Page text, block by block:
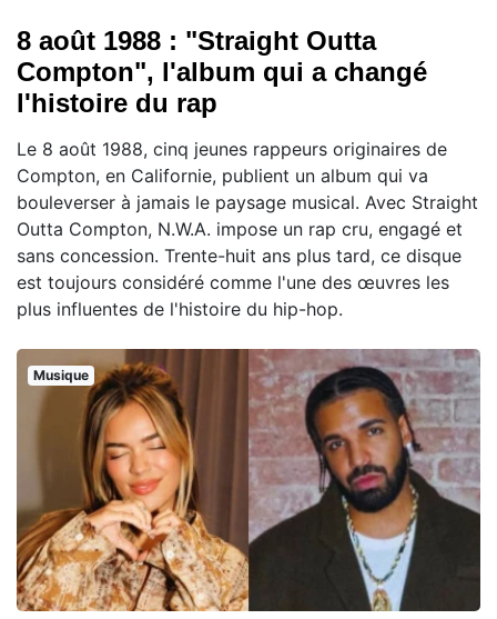
8 août 1988 : "Straight Outta
Compton", l'album qui a changé
l'histoire du rap
Le 8 août 1988, cinq jeunes rappeurs originaires de
Compton, en Californie, publient un album qui va
bouleverser à jamais le paysage musical. Avec Straight
Outta Compton, N.W.A. impose un rap cru, engagé et
sans concession. Trente-huit ans plus tard, ce disque
est toujours considéré comme l'une des œuvres les
plus influentes de l'histoire du hip-hop.
Musique